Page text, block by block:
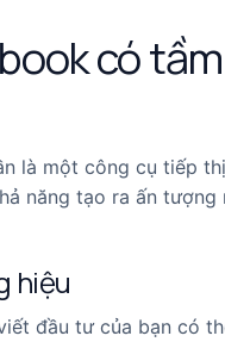
có
là một công cụ tiếp
năng tạo ra ấn
hiệu
đầu tư của bạn có